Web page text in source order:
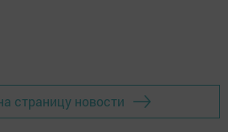
страницу новости